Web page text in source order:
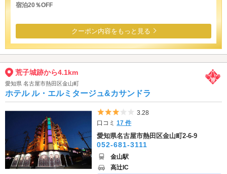
宿泊20％OFF
クーポン内容をもっと見る
荒子城跡から4.1km
愛知県 名古屋市熱田区金山町
ホテル ル・エルミタージュ&カサンドラ
5つ星のうち3
3.28
口コミ17 件
愛知県名古屋市熱田区金山町2-6-9
052-681-3111
金山駅
高辻IC